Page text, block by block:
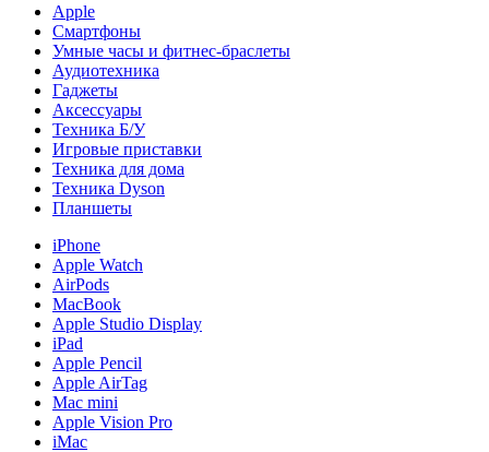
Apple
Смартфоны
Умные часы и фитнес-браслеты
Аудиотехника
Гаджеты
Аксессуары
Техника Б/У
Игровые приставки
Техника для дома
Техника Dyson
Планшеты
iPhone
Apple Watch
AirPods
MacBook
Apple Studio Display
iPad
Apple Pencil
Apple AirTag
Mac mini
Apple Vision Pro
iMac